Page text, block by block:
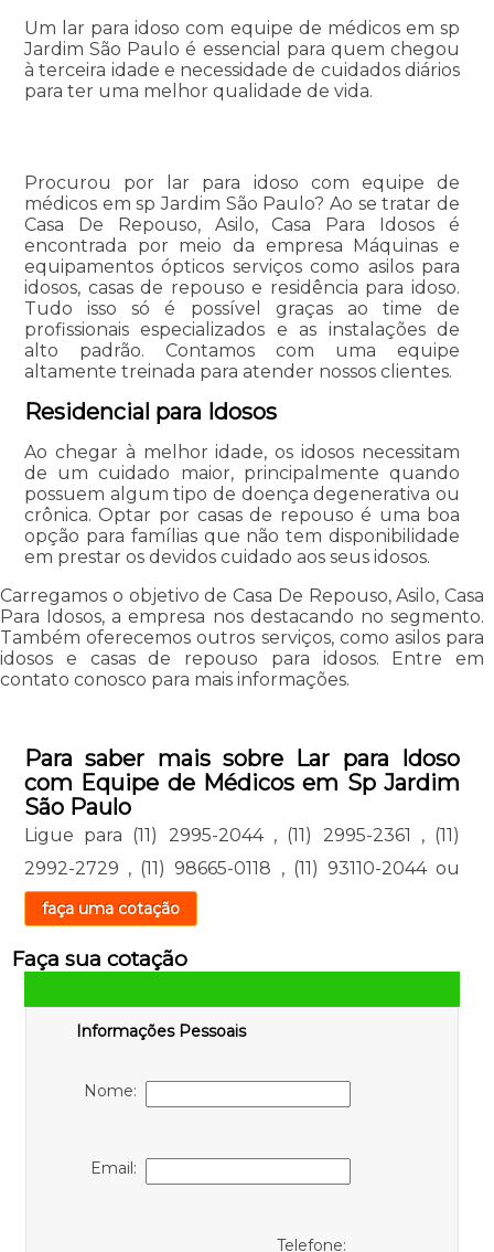
Um lar para idoso com equipe de médicos em sp
Jardim São Paulo é essencial para quem chegou
à terceira idade e necessidade de cuidados diários
para ter uma melhor qualidade de vida.
Procurou por lar para idoso com equipe de
médicos em sp Jardim São Paulo? Ao se tratar de
Casa De Repouso, Asilo, Casa Para Idosos é
encontrada por meio da empresa Máquinas e
equipamentos ópticos serviços como asilos para
idosos, casas de repouso e residência para idoso.
Tudo isso só é possível graças ao time de
profissionais especializados e as instalações de
alto padrão. Contamos com uma equipe
altamente treinada para atender nossos clientes.
Residencial para Idosos
Ao chegar à melhor idade, os idosos necessitam
de um cuidado maior, principalmente quando
possuem algum tipo de doença degenerativa ou
crônica. Optar por casas de repouso é uma boa
opção para famílias que não tem disponibilidade
em prestar os devidos cuidado aos seus idosos.
Carregamos o objetivo de Casa De Repouso, Asilo, Casa
Para Idosos, a empresa nos destacando no segmento.
Também oferecemos outros serviços, como asilos para
idosos e casas de repouso para idosos. Entre em
contato conosco para mais informações.
Para saber mais sobre Lar para Idoso
com Equipe de Médicos em Sp Jardim
São Paulo
Ligue para (11) 2995-2044 , (11) 2995-2361 , (11)
2992-2729 , (11) 98665-0118 , (11) 93110-2044 ou
faça uma cotação
Faça sua cotação
Informações Pessoais
Nome:
Email:
Telefone: